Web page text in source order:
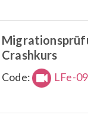
Crashkurs
Code: LFe-